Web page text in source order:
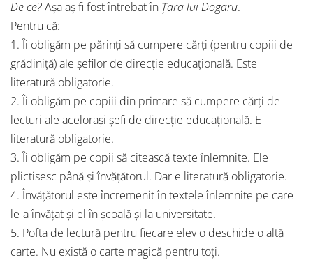
De ce?Așa aș fi fost întrebat în Țara lui Dogaru.
Pentru că:
1. Îi obligăm pe părinți să cumpere cărți (pentru copiii de
grădiniță) ale șefilor de direcție educațională. Este
literatură obligatorie.
2. Îi obligăm pe copiii din primare să cumpere cărți de
lecturi ale acelorași șefi de direcție educațională. E
literatură obligatorie.
3. Îi obligăm pe copii să citească texte înlemnite. Ele
plictisesc până și învățătorul. Dar e literatură obligatorie.
4. Învățătorul este încremenit în textele înlemnite pe care
le-a învățat și el în școală și la universitate.
5. Pofta de lectură pentru fiecare elev o deschide o altă
carte. Nu există o carte magică pentru toți.